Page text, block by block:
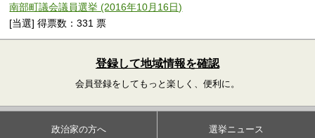
南部町議会議員選挙 (2016年10月16日)
[当選] 得票数：331 票
登録して地域情報を確認
会員登録をしてもっと楽しく、便利に。
政治家の方へ 選挙ニュース